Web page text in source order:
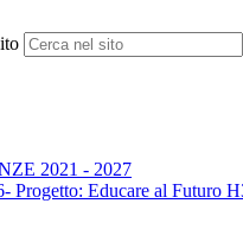
2021 - 2027
Progetto: Educare al Futuro